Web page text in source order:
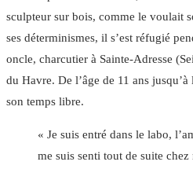
sculpteur sur bois, comme le voulait
ses déterminismes, il s’est réfugié
oncle, charcutier à Sainte-Adresse
du Havre. De l’âge de 11 ans
son temps libre.
« Je suis entré dans le labo,
me suis senti tout de suite chez